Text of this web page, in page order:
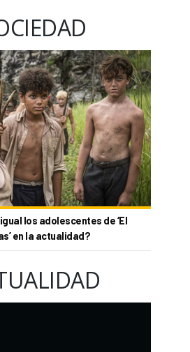
los adolescentes de ‘El
en la actualidad?